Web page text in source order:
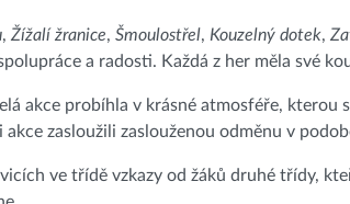
,Žížalí žranice,Šmoulostřel,Kouzelný dotek,
a radosti. Každá z her měla své
akce probíhla v krásné atmosféře, kterou
zasloužili zaslouženou odměnu v
ve třídě vzkazy od žáků druhé třídy,